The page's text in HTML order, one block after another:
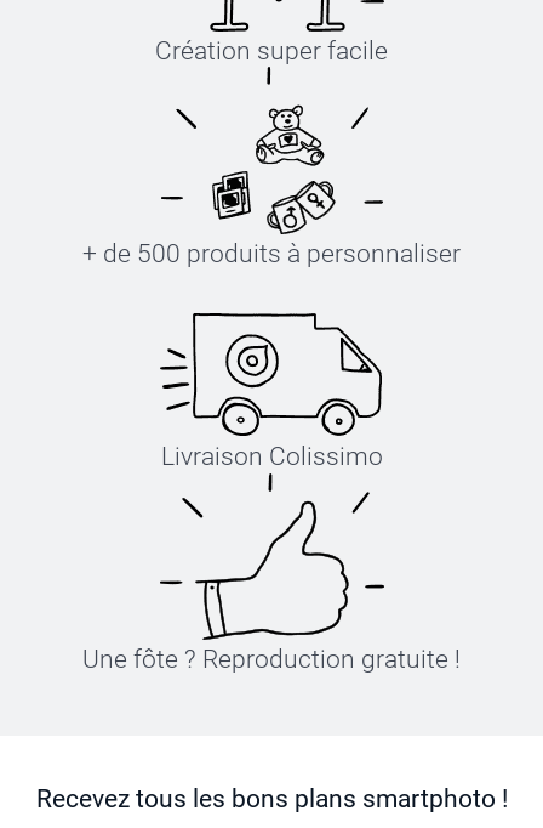
Création super facile
+ de 500 produits à personnaliser
Livraison Colissimo
Une fôte ? Reproduction gratuite !
Recevez tous les bons plans smartphoto !